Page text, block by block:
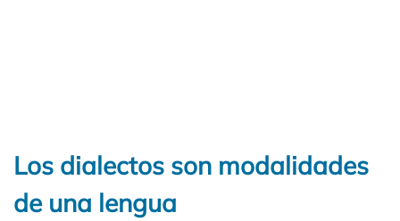
Los dialectos son modalidades
de una lengua